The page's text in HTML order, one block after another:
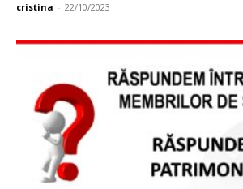
cristina - 22/10/2023